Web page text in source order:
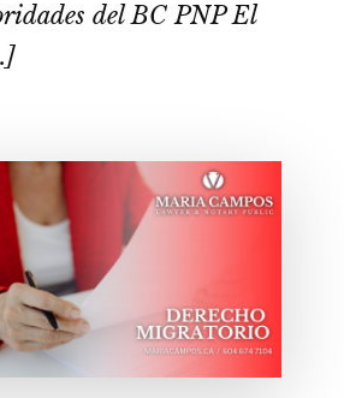
del BC PNP El